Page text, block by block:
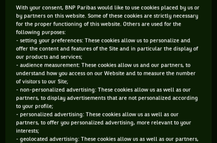
MAIN FORTE
DROITE
REVERS À DEUX MAINS
Serena Williams n’est pas qu’une championne de tennis. Elle
est une star, une diva, une femme inspirante et influente. SW
a marqué son époque, aussi bien par ce qu’elle a apporté au
circuit féminin, que par ses nombreuses actions et prises de
position hors des terrains. Will Smith ne s’y est pas trompé.
L’acteur n’a pas hésite une seconde à incarner le père de
Serena et de Venus dans « La méthode Williams », le film qui
With your consent, BNP Paribas would like to use cookies placed by us or
by partners on this website. Some of these cookies are strictly necessary
for the proper functioning of this website. Others are used for the
following purposes:
- setting your preferences: These cookies allow us to personalize and
offer the content and features of the Site and in particular the display of
our products and services;
- audience measurement: These cookies allow us and our partners, to
understand how you access on our Website and to measure the number
of visitors to our Site;
- non-personalized advertising: These cookies allow us as well as our
partners, to display advertisements that are not personalized according
to your profile;
- personalized advertising: These cookies allow us as well as our
partners, to offer you personalized advertising, more relevant to your
interests;
- geolocated advertising: These cookies allow us as well as our partners,